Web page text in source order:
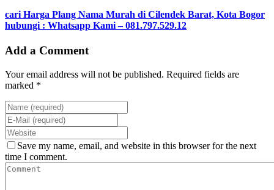
cari Harga Plang Nama Murah di Cilendek Barat, Kota Bogor
hubungi : Whatsapp Kami – 081.797.529.12
Add a Comment
Your email address will not be published. Required fields are
marked *
Save my name, email, and website in this browser for the next
time I comment.